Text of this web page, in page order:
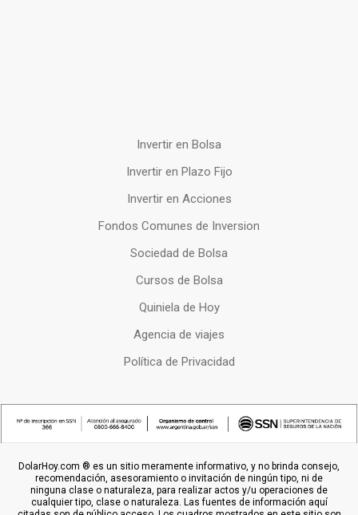
Invertir en Bolsa
Invertir en Plazo Fijo
Invertir en Acciones
Fondos Comunes de Inversion
Sociedad de Bolsa
Cursos de Bolsa
Quiniela de Hoy
Agencia de viajes
Política de Privacidad
DolarHoy.com ® es un sitio meramente informativo, y no brinda consejo,
recomendación, asesoramiento o invitación de ningún tipo, ni de
ninguna clase o naturaleza, para realizar actos y/u operaciones de
cualquier tipo, clase o naturaleza. Las fuentes de información aquí